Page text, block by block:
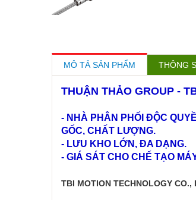
MÔ TẢ SẢN PHẨM THÔNG
THUẬN THẢO GROUP -
- NHÀ PHÂN PHỐI ĐỘC
GỐC, CHẤT LƯỢNG.
- LƯU KHO LỚN, ĐA DẠNG.
- GIÁ SÁT CHO CHẾ TẠO
TBI MOTION TECHNOLOGY